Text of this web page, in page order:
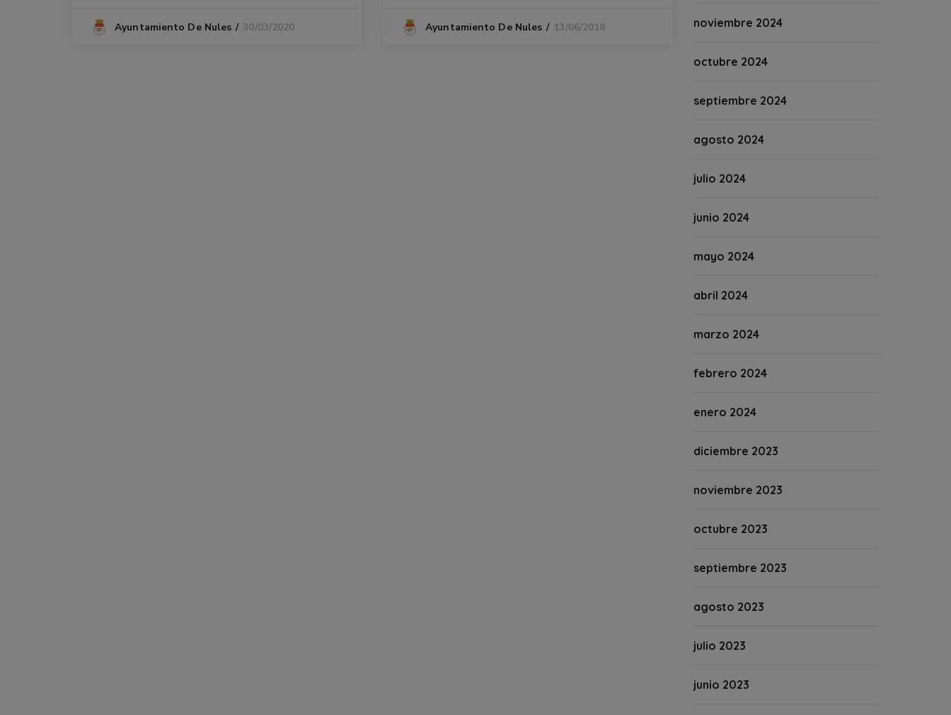
Ayuntamiento De Nules 30/03/2020 Ayuntamiento De Nules 13/06/2018 noviembre 2024
octubre 2024
septiembre 2024
agosto 2024
julio 2024
junio 2024
mayo 2024
abril 2024
marzo 2024
febrero 2024
enero 2024
diciembre 2023
noviembre 2023
octubre 2023
septiembre 2023
agosto 2023
julio 2023
junio 2023